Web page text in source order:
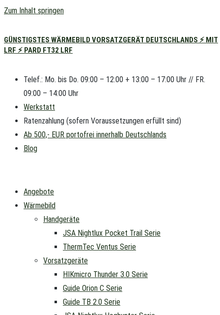
Zum Inhalt springen
GÜNSTIGSTES WÄRMEBILD VORSATZGERÄT DEUTSCHLANDS ⚡ MIT
LRF ⚡ PARD FT32 LRF
Telef.: Mo. bis Do. 09:00 – 12:00 + 13:00 – 17:00 Uhr // FR.
09:00 – 14:00 Uhr
Werkstatt
Ratenzahlung (sofern Voraussetzungen erfüllt sind)
Ab 500,- EUR portofrei innerhalb Deutschlands
Blog
Angebote
Wärmebild
Handgeräte
JSA Nightlux Pocket Trail Serie
ThermTec Ventus Serie
Vorsatzgeräte
HIKmicro Thunder 3.0 Serie
Guide Orion C Serie
Guide TB 2.0 Serie